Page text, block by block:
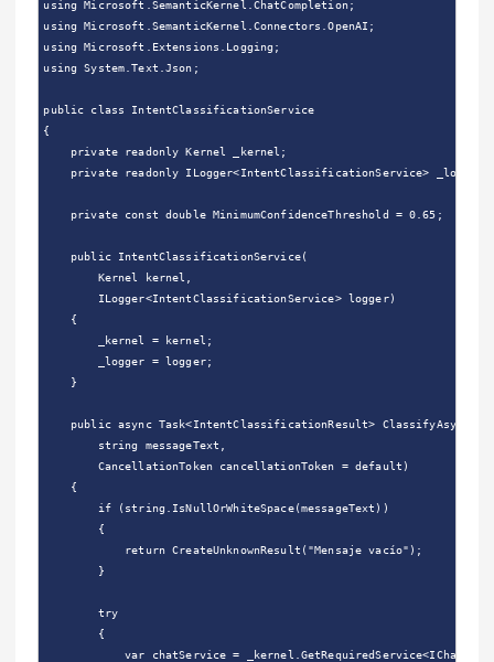
using Microsoft.SemanticKernel.ChatCompletion;
using Microsoft.SemanticKernel.Connectors.OpenAI;
using Microsoft.Extensions.Logging;
using System.Text.Json;
public class IntentClassificationService
{
    private readonly Kernel _kernel;
    private readonly ILogger<IntentClassificationService> _logger;
    private const double MinimumConfidenceThreshold = 0.65;
    public IntentClassificationService(
        Kernel kernel,
        ILogger<IntentClassificationService> logger)
    {
        _kernel = kernel;
        _logger = logger;
    }
    public async Task<IntentClassificationResult> ClassifyAsync(
        string messageText,
        CancellationToken cancellationToken = default)
    {
        if (string.IsNullOrWhiteSpace(messageText))
        {
            return CreateUnknownResult("Mensaje vacío");
        }
        try
        {
var chatService =